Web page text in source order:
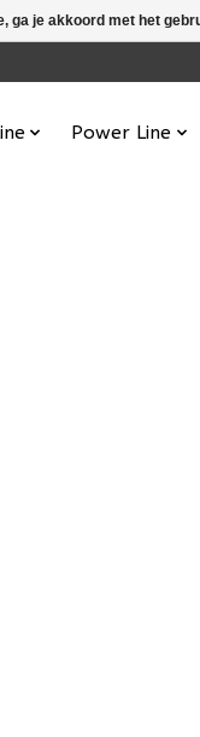
Power Line
ga je akkoord met het